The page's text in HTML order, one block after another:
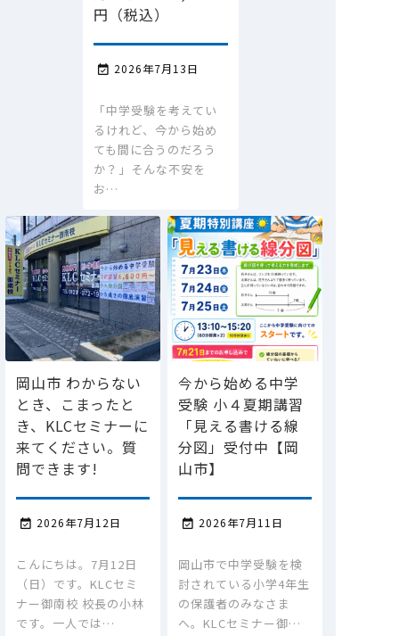
円（税込）
 2026年7月13日
「中学受験を考えてい
るけれど、今から始め
ても間に合うのだろう
か？」そんな不安を
お…
岡山市 わからない
とき、こまったと
き、KLCセミナーに
来てください。質
問できます!
 2026年7月12日
こんにちは。7月12日
（日）です。KLCセミ
ナー御南校 校長の小林
です。一人では…
今から始める中学
受験 小４夏期講習
「見える書ける線
分図」受付中【岡
山市】
 2026年7月11日
岡山市で中学受験を検
討されている小学4年生
の保護者のみなさま
へ。KLCセミナー御…